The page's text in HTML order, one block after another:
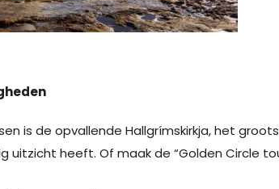
is de opvallende Hallgrímskirkja, het
uitzicht heeft. Of maak de “Golden Circle